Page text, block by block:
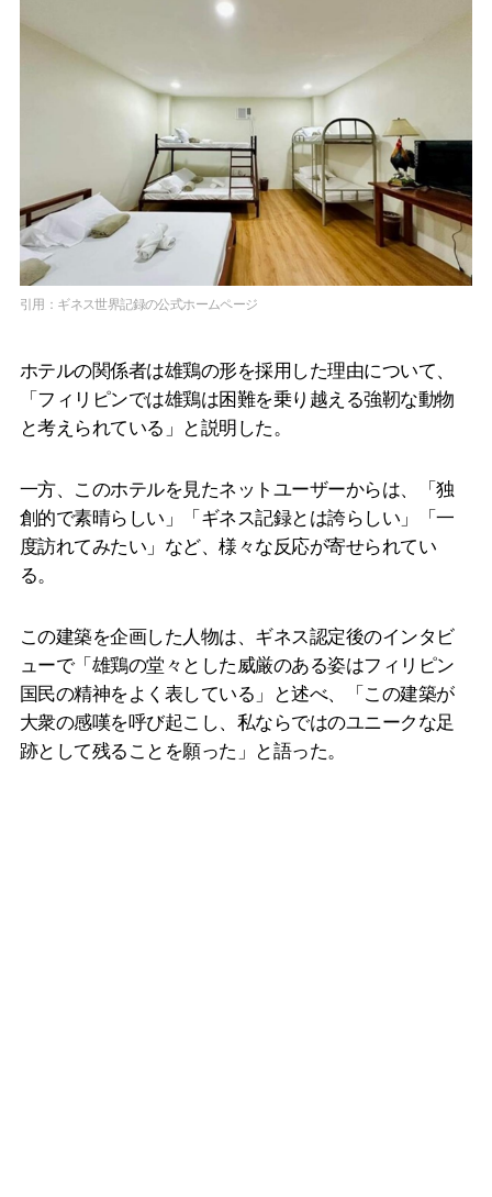
引用：ギネス世界記録の公式ホームページ
ホテルの関係者は雄鶏の形を採用した理由について、
「フィリピンでは雄鶏は困難を乗り越える強靭な動物
と考えられている」と説明した。
一方、このホテルを見たネットユーザーからは、「独
創的で素晴らしい」「ギネス記録とは誇らしい」「一
度訪れてみたい」など、様々な反応が寄せられてい
る。
この建築を企画した人物は、ギネス認定後のインタビ
ューで「雄鶏の堂々とした威厳のある姿はフィリピン
国民の精神をよく表している」と述べ、「この建築が
大衆の感嘆を呼び起こし、私ならではのユニークな足
跡として残ることを願った」と語った。